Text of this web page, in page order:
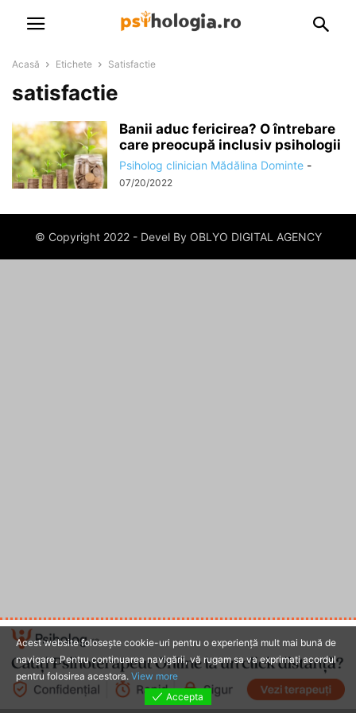
Acasă Etichete Satisfactie
satisfactie
Banii aduc fericirea? O întrebare
care preocupă inclusiv psihologii
Psiholog clinician Mădălina Dominte -
07/20/2022
© Copyright 2022 - Devel By OBLYO DIGITAL AGENCY
Acest website foloseşte cookie-uri pentru o experienţă mult mai bună de
navigare. Pentru continuarea navigării, vă rugam sa va exprimaţi acordul
pentru folosirea acestora. View more
Accepta